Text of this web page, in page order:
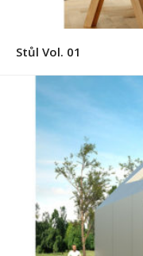
Stůl Vol. 01